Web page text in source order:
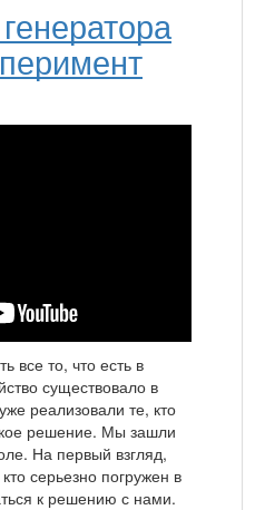
все то, что есть в
существовало в
реализовали те, кто
решение. Мы зашли
На первый взгляд,
серьезно погружен в
к решению с нами.